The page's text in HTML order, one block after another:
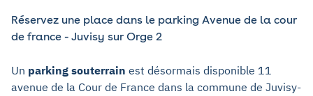
Réservez une place dans le parking Avenue de la cour
de france - Juvisy sur Orge 2
Un parking souterrain est désormais disponible 11
avenue de la Cour de France dans la commune de Juvisy-